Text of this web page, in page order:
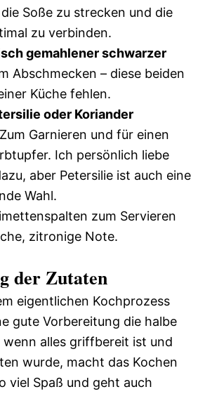
Soße zu strecken und die
zu verbinden.
gemahlener schwarzer
Abschmecken – diese beiden
Küche fehlen.
oder Koriander
Zum Garnieren und für einen
Ich persönlich liebe
aber Petersilie ist auch eine
Wahl.
zum Servieren
zitronige Note.
der Zutaten
eigentlichen Kochprozess
gute Vorbereitung die halbe
alles griffbereit ist und
wurde, macht das Kochen
viel Spaß und geht auch